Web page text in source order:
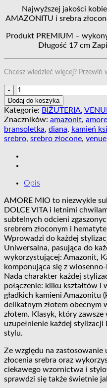
Najwyższej jakości
AMAZONITU i srebra
Produkt PREMIUM –
Długość 17 cm
Chcesz wiedzieć więcej? Przewiń
ilość
Bransoletka
AMORE
MIO
I
Dodaj do koszyka
Kategorie: BIŻUTERIA,
Znaczników: amazonit, amore
bransoletka, diana, kamień
srebro, srebro złocone, venue
Opis
AMORE MIO to niezwykle
DOLCE VITA i letnimi
subtelnych odcieni
srebrem złoconym i
Wprowadzi do każdej
Uniwersalna, pasująca do
wykorzystującej: Amazonit,
komponująca się z
Nada charakter każdej
połączenie: kilku kształtów
gładkich kamieni Amazonitu
delikatnym złotem obecnym
złotem. Klasyk, który
uzupełnienie każdej
stylu.
Ze względu na zastosowanie
złocenia srebra oraz
ciekawego wzornictwa i
sprawdzi się także świetnie